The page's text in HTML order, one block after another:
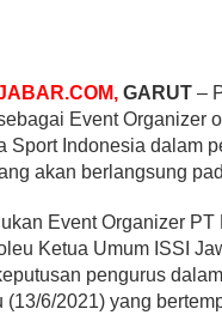
GARUT –
Event Organizer
Sport Indonesia dalam
akan berlangsung
Event Organizer
Ketua Umum ISSI
pengurus
(13/6/2021) yang